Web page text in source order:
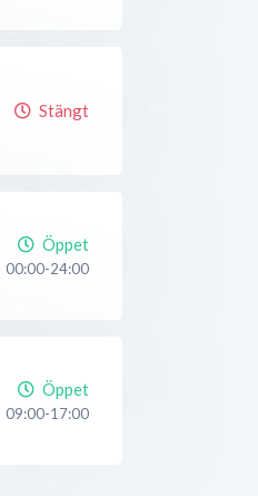
Stängt
Öppet
00:00-24:00
Öppet
09:00-17:00